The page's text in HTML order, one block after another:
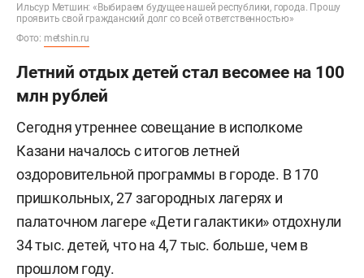
Ильсур Метшин: «Выбираем будущее нашей республики, города. Прошу
проявить свой гражданский долг со всей ответственностью»
Фото: metshin.ru
Летний отдых детей стал весомее на 100
млн рублей
Сегодня утреннее совещание в исполкоме
Казани началось с итогов летней
оздоровительной программы в городе. В 170
пришкольных, 27 загородных лагерях и
палаточном лагере «Дети галактики» отдохнули
34 тыс. детей, что на 4,7 тыс. больше, чем в
прошлом году.